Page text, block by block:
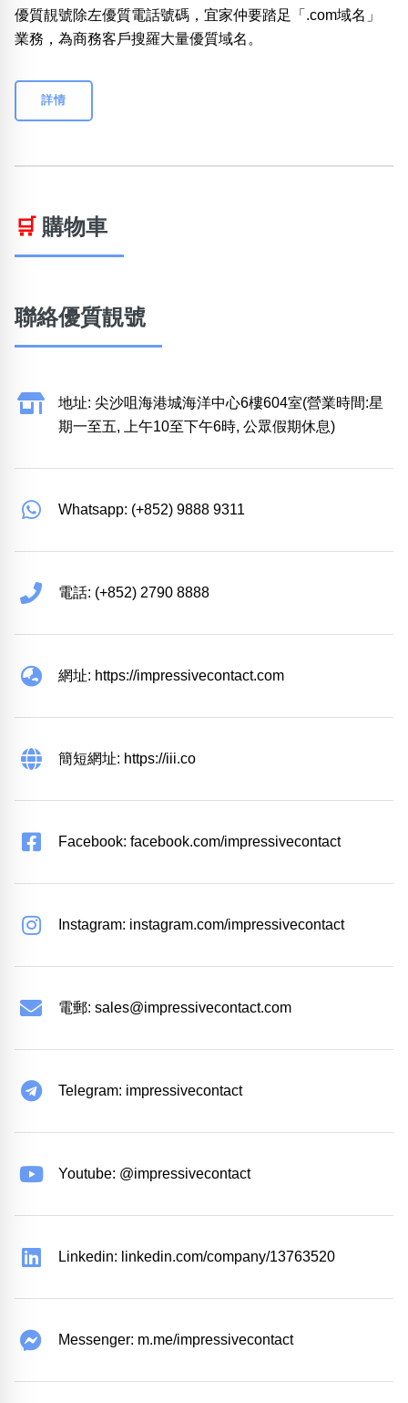
優質靚號除左優質電話號碼，宜家仲要踏足「.com域名」
業務，為商務客戶搜羅大量優質域名。
詳情
🛒 購物車
聯絡優質靚號
地址: 尖沙咀海港城海洋中心6樓604室(營業時間:星
期一至五, 上午10至下午6時, 公眾假期休息)
Whatsapp: (+852) 9888 9311
電話: (+852) 2790 8888
網址: https://impressivecontact.com
簡短網址: https://iii.co
Facebook: facebook.com/impressivecontact
Instagram: instagram.com/impressivecontact
電郵: sales@impressivecontact.com
Telegram: impressivecontact
Youtube: @impressivecontact
Linkedin: linkedin.com/company/13763520
Messenger: m.me/impressivecontact